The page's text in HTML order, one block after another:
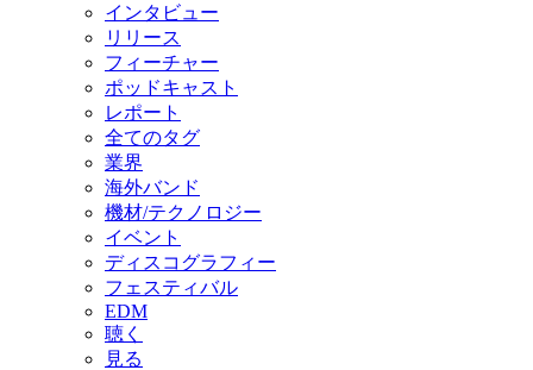
インタビュー
リリース
フィーチャー
ポッドキャスト
レポート
全てのタグ
業界
海外バンド
機材/テクノロジー
イベント
ディスコグラフィー
フェスティバル
EDM
聴く
見る